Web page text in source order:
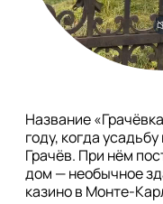
Название
году, когда
Грачёв. При нём
дом — необычное
казино в Монте-